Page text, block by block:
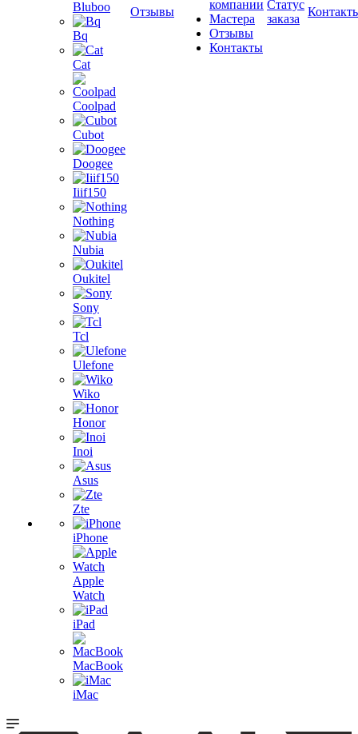
Bluboo
Bq
Cat
Coolpad
Cubot
Doogee
Iiif150
Nothing
Nubia
Oukitel
Sony
Tcl
Ulefone
Wiko
Honor
Inoi
Asus
Zte
iPhone
Apple
Watch
iPad
MacBook
iMac
Отзывы
компании
Мастера
Отзывы
Контакты
Статус
заказа